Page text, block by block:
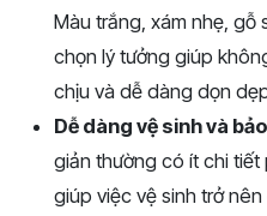
Màu trắng, xám nhẹ, gỗ
chọn lý tưởng giúp
chịu và dễ dàng dọn
Dễ dàng vệ sinh và
giản thường có ít chi
giúp việc vệ sinh trở